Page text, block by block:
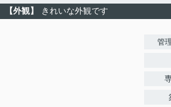
【外観】 きれいな外観です
管